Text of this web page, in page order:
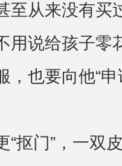
至从来没有买
用说给孩子零
，也要向他“
门”，一双